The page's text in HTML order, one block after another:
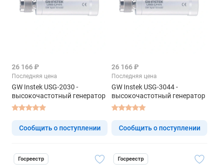
26 166 ₽
Последняя цена
GW Instek USG-2030 -
высокочастотный генератор
Сообщить о поступлении
26 166 ₽
Последняя цена
GW Instek USG-3044 -
высокочастотный генератор
Сообщить о поступлении
Госреестр Госреестр